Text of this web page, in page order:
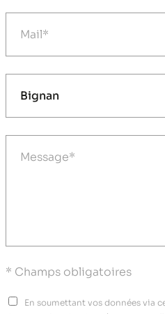
* Champs obligatoires
En soumettant vos données via